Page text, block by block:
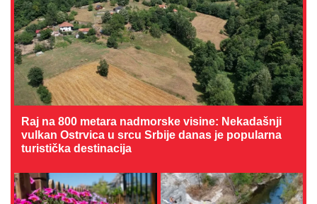
Raj na 800 metara nadmorske visine: Nekadašnji
vulkan Ostrvica u srcu Srbije danas je popularna
turistička destinacija